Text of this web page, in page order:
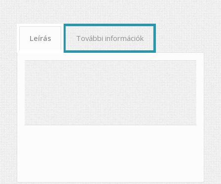
Leírás További információk